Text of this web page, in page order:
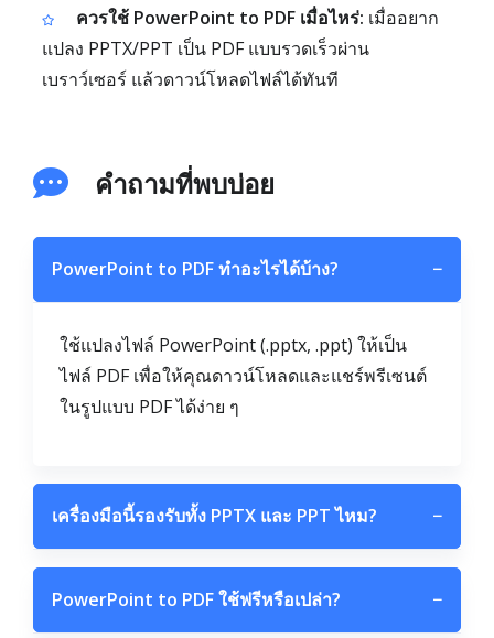
ควรใช้ PowerPoint to PDF เมื่อไหร่: เมื่ออยาก
แปลง PPTX/PPT เป็น PDF แบบรวดเร็วผ่าน
เบราว์เซอร์ แล้วดาวน์โหลดไฟล์ได้ทันที
คำถามที่พบบ่อย
PowerPoint to PDF ทำอะไรได้บ้าง? −
ใช้แปลงไฟล์ PowerPoint (.pptx, .ppt) ให้เป็น
ไฟล์ PDF เพื่อให้คุณดาวน์โหลดและแชร์พรีเซนต์
ในรูปแบบ PDF ได้ง่าย ๆ
เครื่องมือนี้รองรับทั้ง PPTX และ PPT ไหม? −
PowerPoint to PDF ใช้ฟรีหรือเปล่า? −